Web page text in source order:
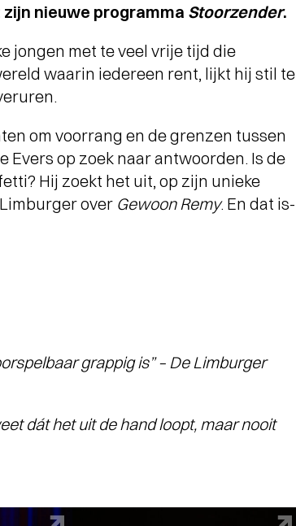
nieuwe programma Stoorzender.
jongen met te veel vrije tijd die
waarin iedereen rent, lijkt hij stil te
om voorrang en de grenzen tussen
op zoek naar antwoorden. Is de
Hij zoekt het uit, op zijn unieke
over Gewoon Remy. En dat is-
grappig is” – De Limburger
dát het uit de hand loopt, maar nooit